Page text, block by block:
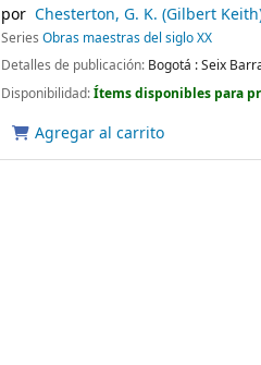
por Chesterton, G. K. (Gilbert
SeriesObras maestras del siglo XX
Detalles de publicación: Bogotá :Seix
Disponibilidad:Ítems disponibles para
Agregar al carrito